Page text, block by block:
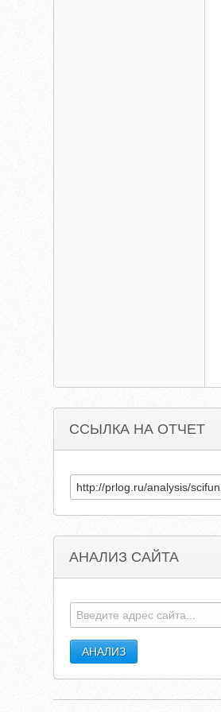
ССЫЛКА НА ОТЧЕТ
АНАЛИЗ САЙТА